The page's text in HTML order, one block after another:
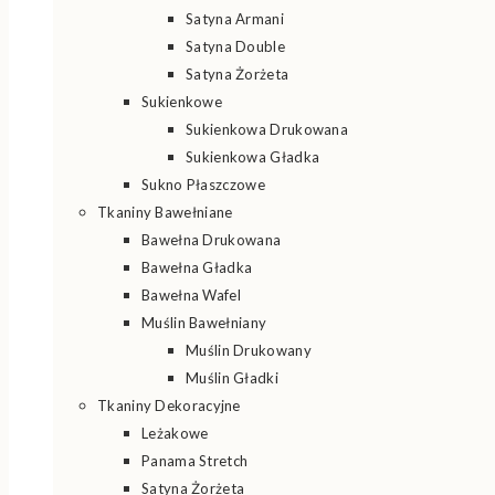
Satyna Armani
Satyna Double
Satyna Żorżeta
Sukienkowe
Sukienkowa Drukowana
Sukienkowa Gładka
Sukno Płaszczowe
Tkaniny Bawełniane
Bawełna Drukowana
Bawełna Gładka
Bawełna Wafel
Muślin Bawełniany
Muślin Drukowany
Muślin Gładki
Tkaniny Dekoracyjne
Leżakowe
Panama Stretch
Satyna Żorżeta